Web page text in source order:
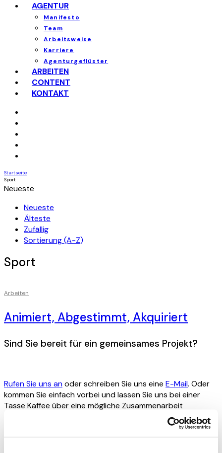
AGENTUR
Manifesto
Team
Arbeitsweise
Karriere
Agenturgeflüster
ARBEITEN
CONTENT
KONTAKT
Startseite
Sport
Neueste
Neueste
Älteste
Zufällig
Sortierung (A-Z)
Sport
Arbeiten
Animiert, Abgestimmt, Akquiriert
Sind Sie bereit für ein gemeinsames Projekt?
Rufen Sie uns anoder schreiben Sie uns eine E-Mail. Oder
kommen Sie einfach vorbei und lassen Sie uns bei einer
Tasse Kaffee über eine mögliche Zusammenarbeit